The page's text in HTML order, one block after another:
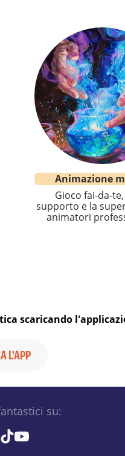
Animazione
Gioco fai-da-
supporto e la
animatori
scaricando
L'APP
su: